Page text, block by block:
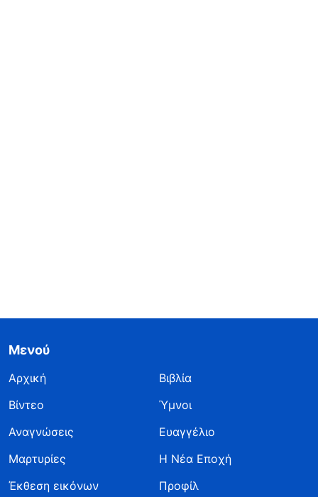
Μενού
Αρχική
Βιβλία
Βίντεο
Ύμνοι
Αναγνώσεις
Ευαγγέλιο
Μαρτυρίες
Η Νέα Εποχή
Έκθεση εικόνων
Προφίλ